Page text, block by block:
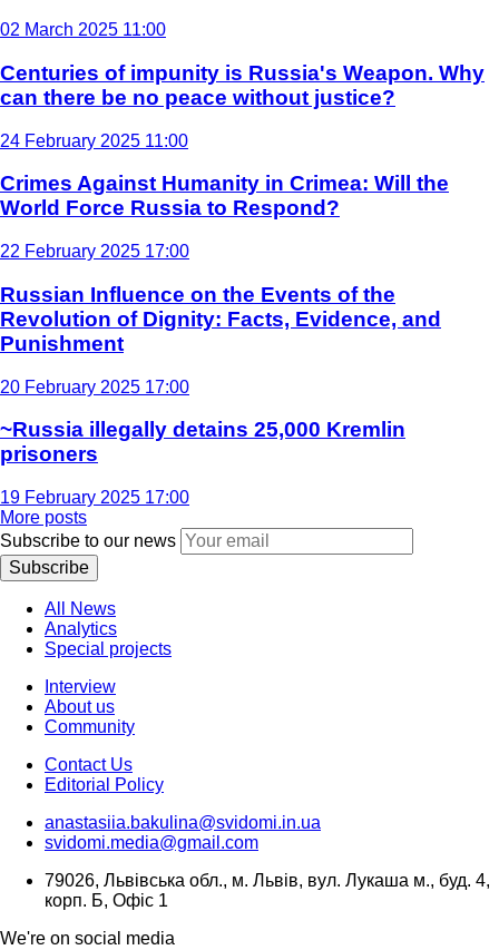
02 March 2025 11:00
Centuries of impunity is Russia's Weapon. Why
can there be no peace without justice?
24 February 2025 11:00
Crimes Against Humanity in Crimea: Will the
World Force Russia to Respond?
22 February 2025 17:00
Russian Influence on the Events of the
Revolution of Dignity: Facts, Evidence, and
Punishment
20 February 2025 17:00
~Russia illegally detains 25,000 Kremlin
prisoners
19 February 2025 17:00
More posts
Subscribe to our news
Subscribe
All News
Analytics
Special projects
Interview
About us
Community
Contact Us
Editorial Policy
anastasiia.bakulina@svidomi.in.ua
svidomi.media@gmail.com
79026, Львівська обл., м. Львів, вул. Лукаша м., буд. 4,
корп. Б, Офіс 1
We're on social media